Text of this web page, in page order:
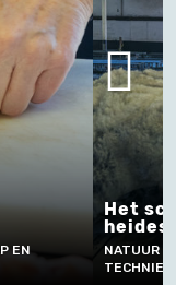
EN
Het
NATUUR
TECHNIEK